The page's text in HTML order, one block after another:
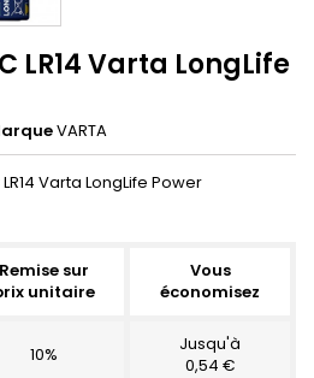
LR14 Varta LongLife
VARTA
Varta LongLife Power
Remise sur
unitaire
Vous
économisez
10%
Jusqu'à
0,54 €